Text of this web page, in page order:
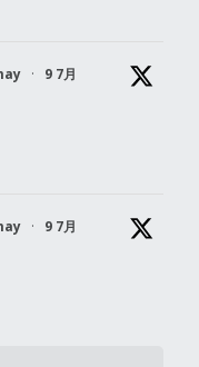
· 9 7月
· 9 7月